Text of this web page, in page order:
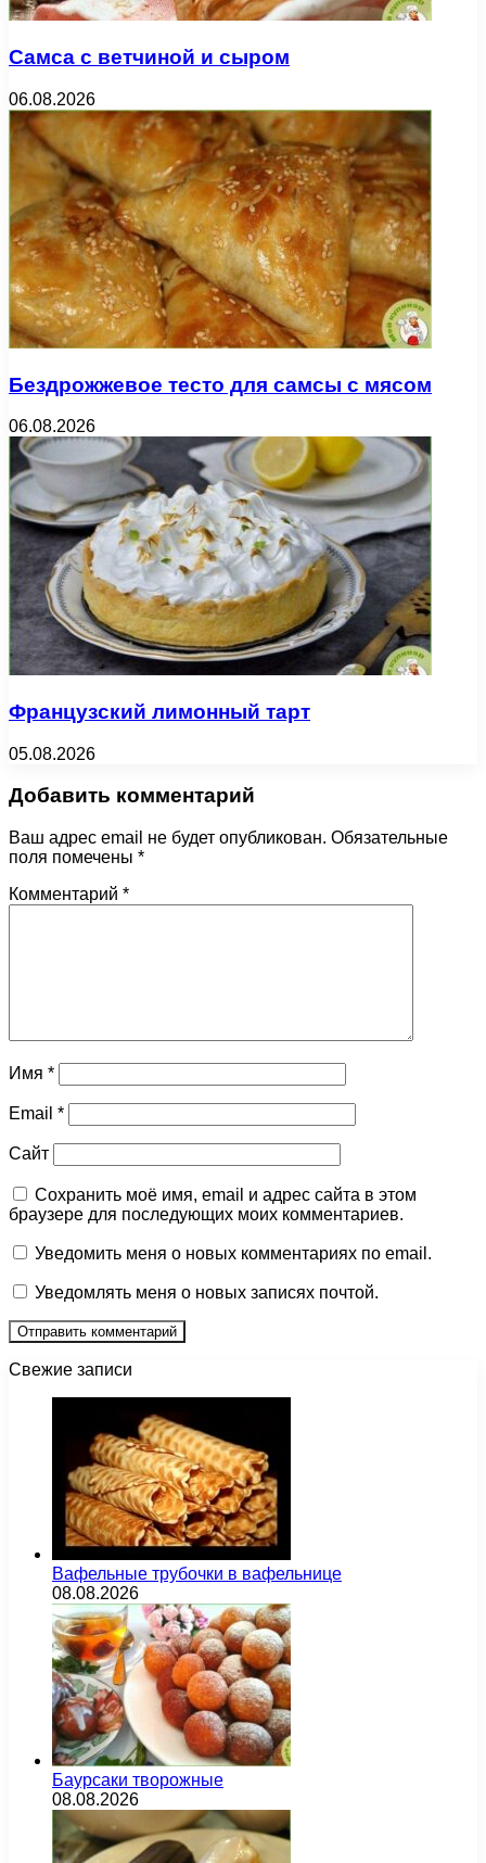
Самса с ветчиной и сыром
06.08.2026
Бездрожжевое тесто для самсы с мясом
06.08.2026
Французский лимонный тарт
05.08.2026
Добавить комментарий
Ваш адрес email не будет опубликован. Обязательные
поля помечены *
Комментарий *
Имя *
Email *
Сайт
Сохранить моё имя, email и адрес сайта в этом
браузере для последующих моих комментариев.
Уведомить меня о новых комментариях по email.
Уведомлять меня о новых записях почтой.
Свежие записи
Вафельные трубочки в вафельнице
08.08.2026
Баурсаки творожные
08.08.2026